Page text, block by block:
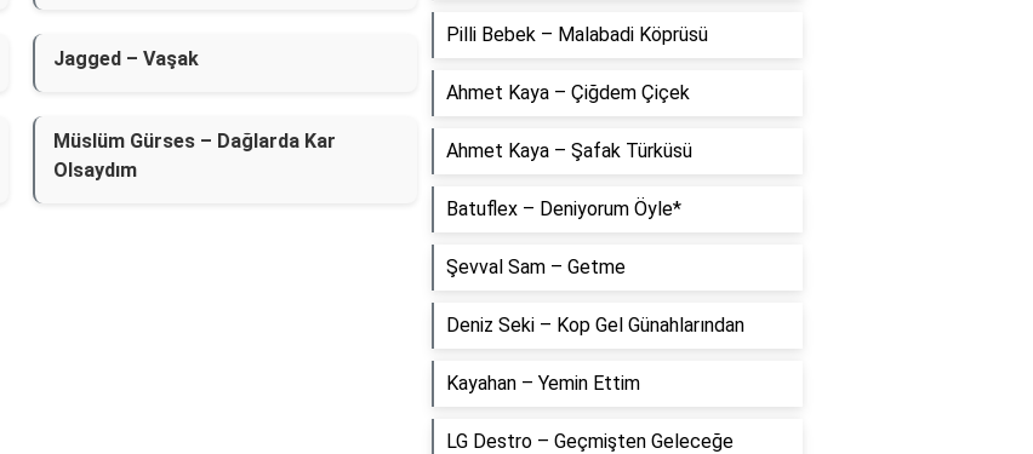
Jagged – Vaşak
Müslüm Gürses – Dağlarda Kar
Olsaydım
Pilli Bebek – Malabadi Köprüsü
Ahmet Kaya – Çiğdem Çiçek
Ahmet Kaya – Şafak Türküsü
Batuflex – Deniyorum Öyle*
Şevval Sam – Getme
Deniz Seki – Kop Gel Günahlarından
Kayahan – Yemin Ettim
LG Destro – Geçmişten Geleceğe